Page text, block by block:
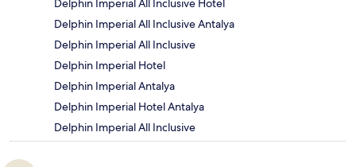
Delphin Imperial All Inclusive Hotel
Delphin Imperial All Inclusive Antalya
Delphin Imperial All Inclusive
Delphin Imperial Hotel
Delphin Imperial Antalya
Delphin Imperial Hotel Antalya
Delphin Imperial All Inclusive